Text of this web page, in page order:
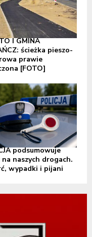
I GMINA
ścieżka pieszo-
prawie
[FOTO]
podsumowuje
naszych drogach.
wypadki i pijani